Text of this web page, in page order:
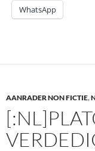
WhatsApp
AANRADER NON FICTIE,